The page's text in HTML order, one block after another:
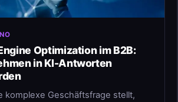
Optimization im B2B:
in KI-Antworten
komplexe Geschäftsfrage stellt,